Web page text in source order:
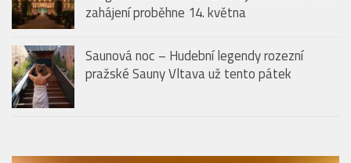
Prague se znovu otevře veřejnosti. Slavnostní
zahájení proběhne 14. května